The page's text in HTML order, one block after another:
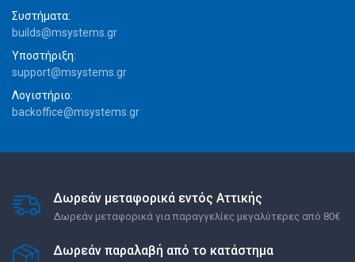
Συστήματα:
builds@msystems.gr
Υποστήριξη:
support@msystems.gr
Λογιστήριο:
backoffice@msystems.gr
Δωρεάν μεταφορικά εντός Αττικής
Δωρεάν μεταφορικά για παραγγελίες μεγαλύτερες από 80€
Δωρεάν παραλαβή από το κατάστημα